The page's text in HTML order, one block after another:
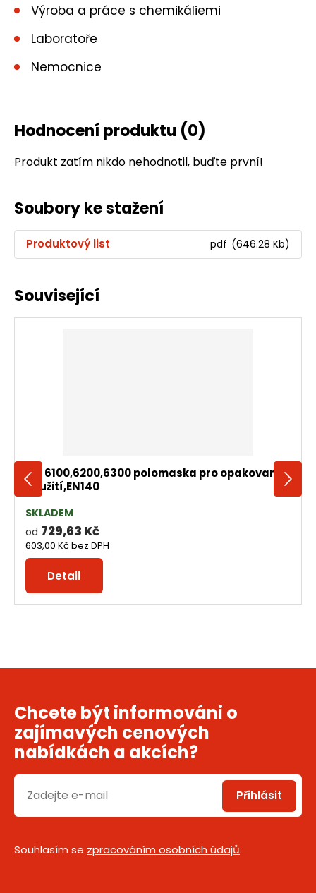
Výroba a práce s chemikáliemi
Laboratoře
Nemocnice
Hodnocení produktu (0)
Produkt zatím nikdo nehodnotil, buďte první!
Soubory ke stažení
Produktový list pdf (646.28 Kb)
Související
3M 6100,6200,6300 polomaska pro opakované
použití,EN140
od 729,63 Kč
603,00 Kč bez DPH
SKLADEM
Detail
Chcete být informováni o
zajímavých cenových
nabídkách a akcích?
Přihlásit
Souhlasím se zpracováním osobních údajů.